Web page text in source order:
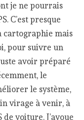
je ne pourrais
C’est presque
cartographie mais
pour suivre un
avoir préparé
le
le système,
virage à venir, à
voiture. J’avoue